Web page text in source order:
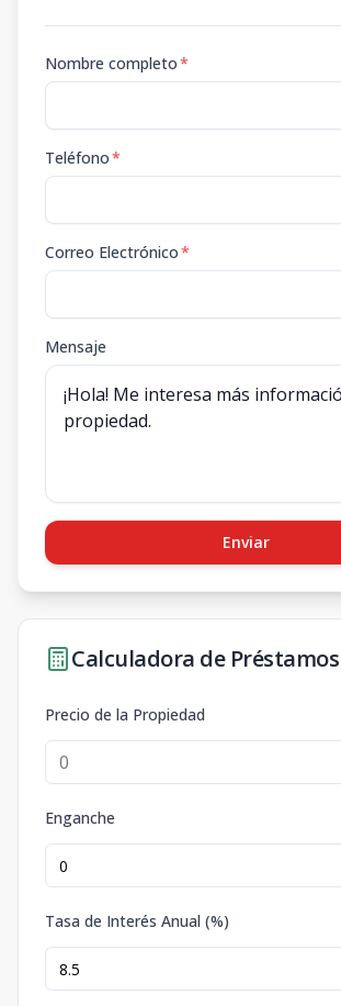
Nombre completo*
Teléfono*
Correo Electrónico*
Mensaje
Enviar
Calculadora de Préstamos
Precio de la Propiedad
Enganche
Tasa de Interés Anual (%)